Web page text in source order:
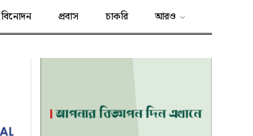
বিনোদন প্রবাস চাকরি আরও